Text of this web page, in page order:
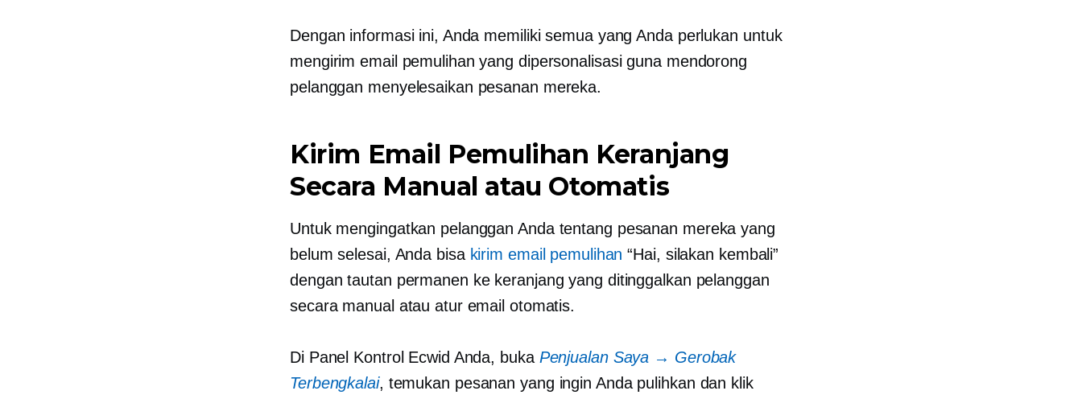
Dengan informasi ini, Anda memiliki semua yang Anda perlukan untuk
mengirim email pemulihan yang dipersonalisasi guna mendorong
pelanggan menyelesaikan pesanan mereka.
Kirim Email Pemulihan Keranjang
Secara Manual atau Otomatis
Untuk mengingatkan pelanggan Anda tentang pesanan mereka yang
belum selesai, Anda bisa kirim email pemulihan “Hai, silakan kembali”
dengan tautan permanen ke keranjang yang ditinggalkan pelanggan
secara manual atau atur email otomatis.
Di Panel Kontrol Ecwid Anda, buka Penjualan Saya → Gerobak
Terbengkalai, temukan pesanan yang ingin Anda pulihkan dan klik